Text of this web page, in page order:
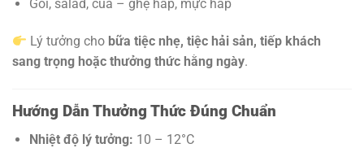
Gỏi, salad, cua – ghẹ hấp, mực hấp
Lý tưởng cho bữa tiệc nhẹ, tiệc hải sản, tiếp khách
sang trọng hoặc thưởng thức hằng ngày.
Hướng Dẫn Thưởng Thức Đúng Chuẩn
Nhiệt độ lý tưởng: 10 – 12°C